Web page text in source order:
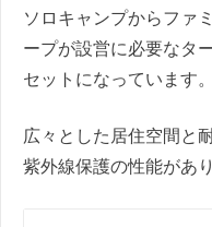
ソロキャンプからファ
ープが設営に必要なタ
セットになっています。
広々とした居住空間と
紫外線保護の性能があり